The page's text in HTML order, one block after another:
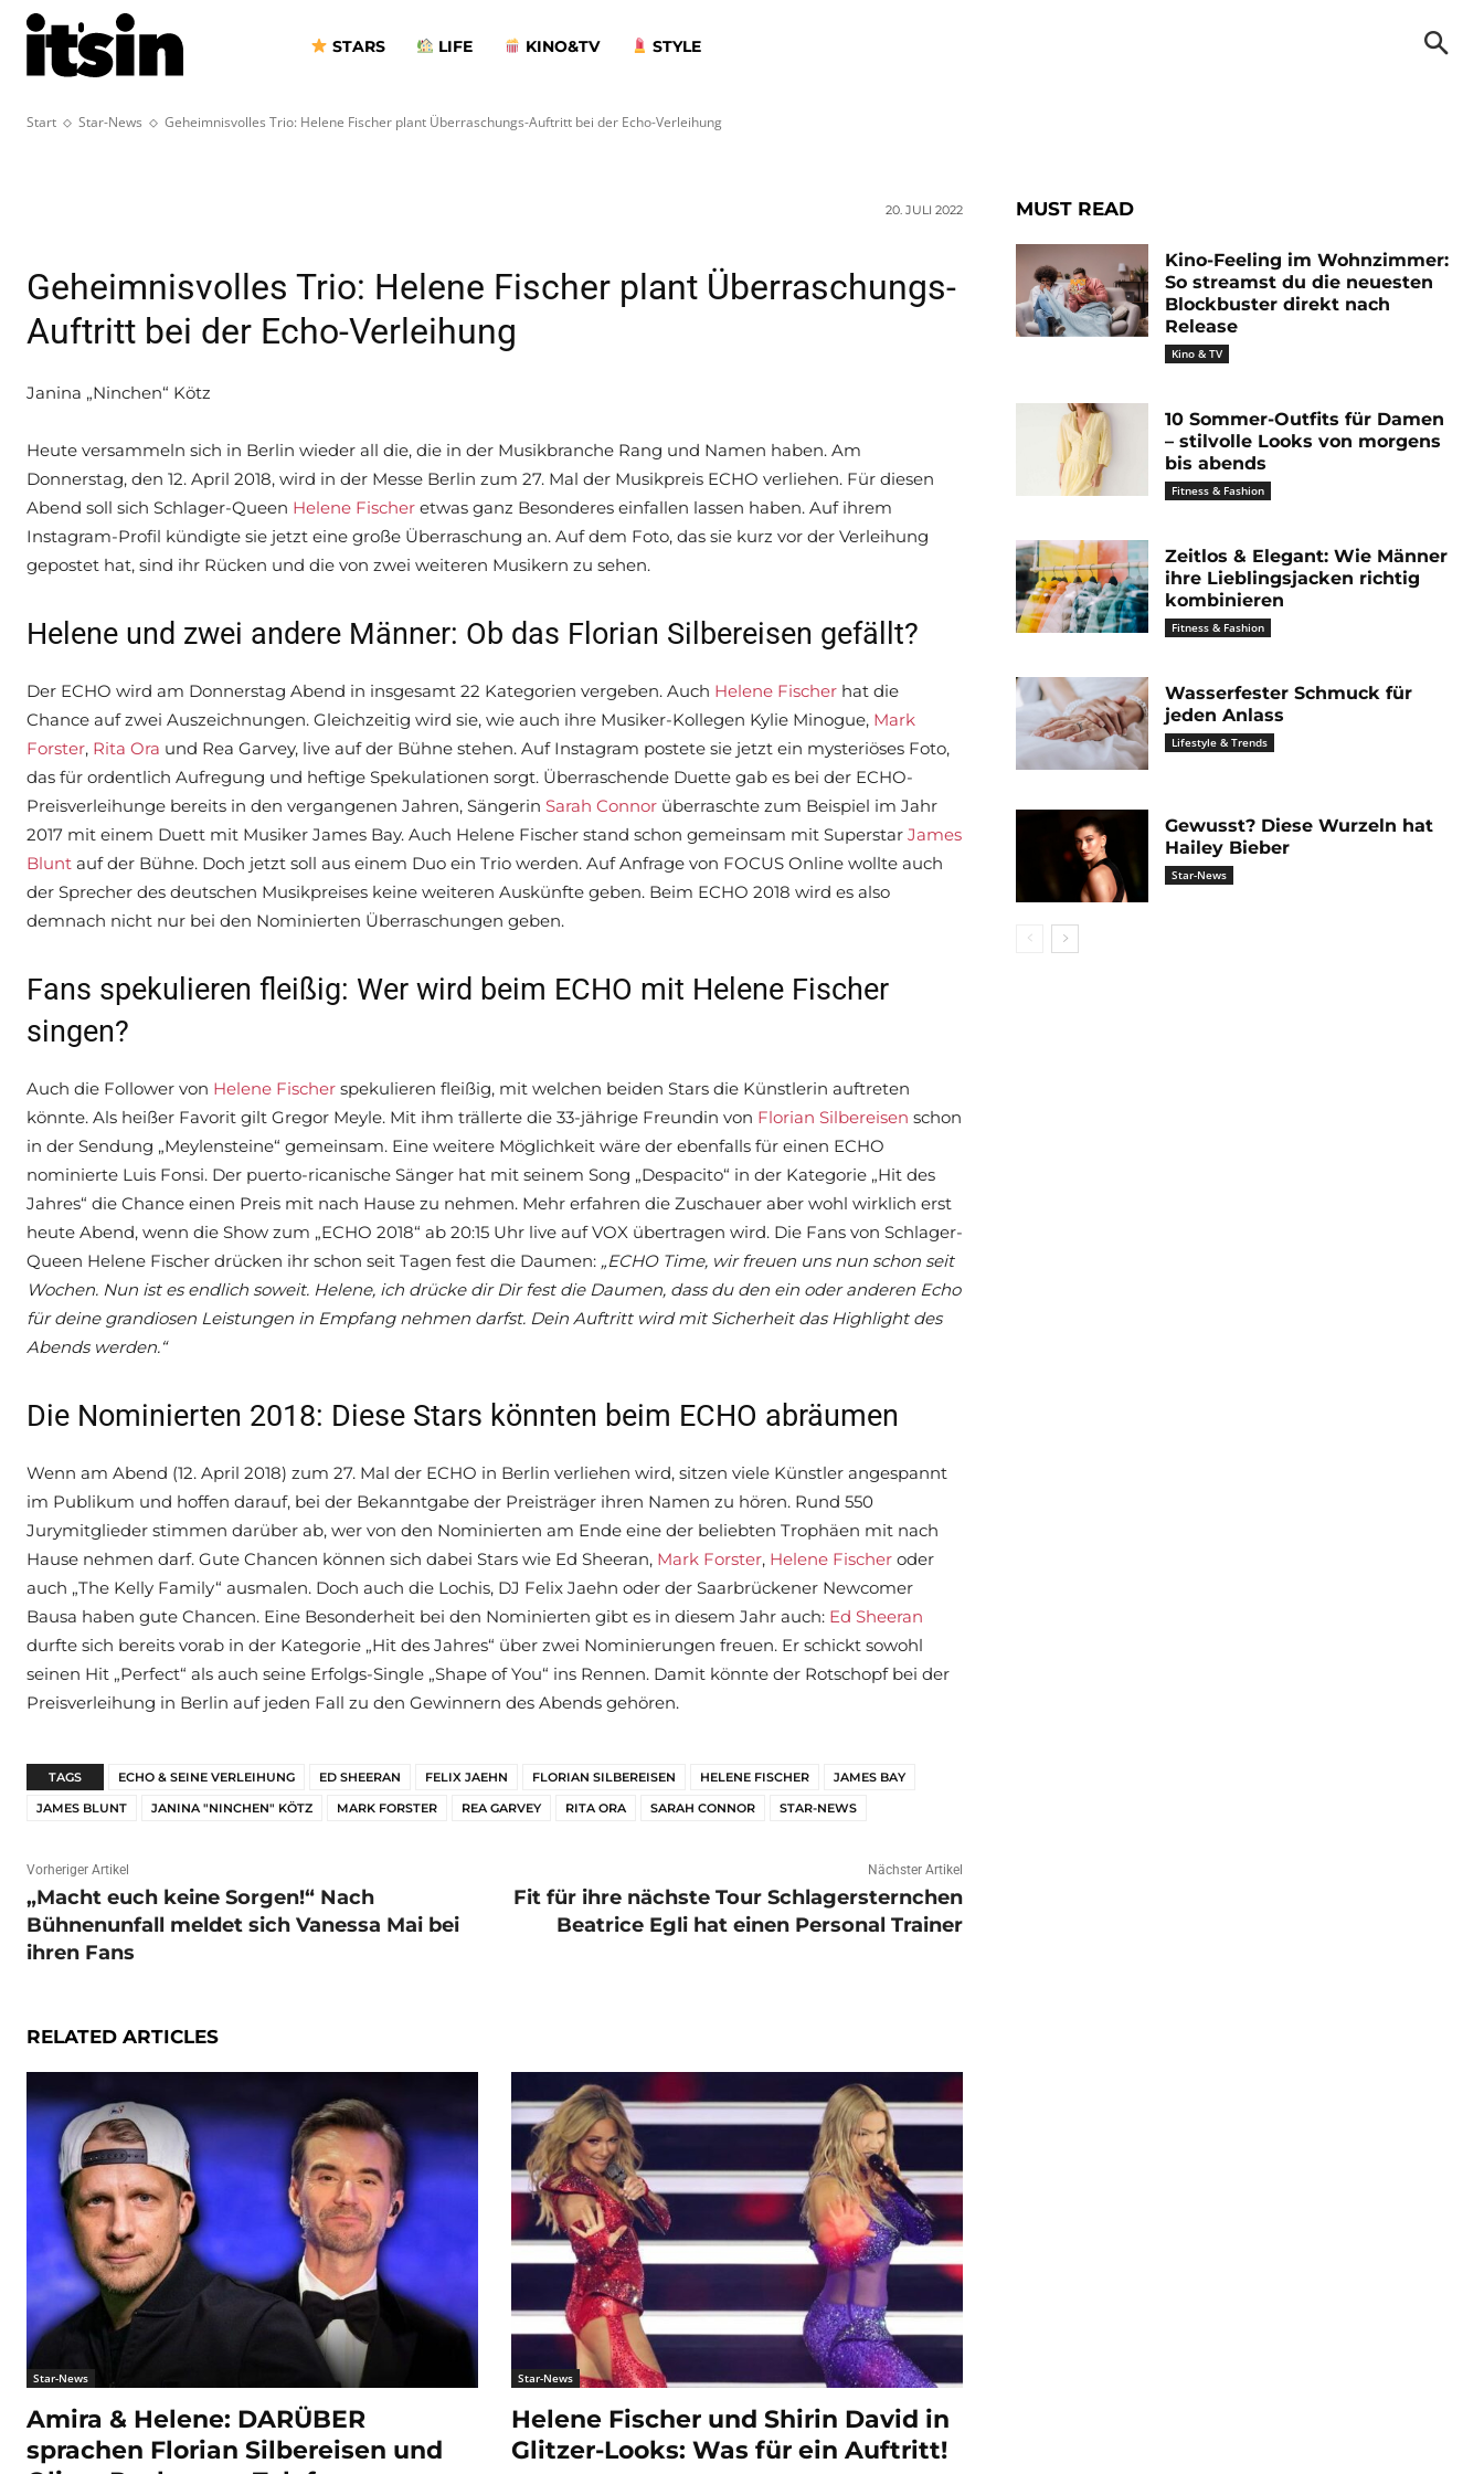
STARS LIFE KINO&TV STYLE
Start Star-News Geheimnisvolles Trio: Helene Fischer plant Überraschungs-Auftritt bei der Echo-Verleihung
Auftritt bei der Echo-Verleihung
20. JULI 2022
Geheimnisvolles Trio: Helene Fischer plant Überraschungs-
Auftritt bei der Echo-Verleihung
Janina „Ninchen“ Kötz
Heute versammeln sich in Berlin wieder all die, die in der Musikbranche Rang und Namen haben. Am
Donnerstag, den 12. April 2018, wird in der Messe Berlin zum 27. Mal der Musikpreis ECHO verliehen. Für diesen
Abend soll sich Schlager-Queen Helene Fischer etwas ganz Besonderes einfallen lassen haben. Auf ihrem
Instagram-Profil kündigte sie jetzt eine große Überraschung an. Auf dem Foto, das sie kurz vor der Verleihung
gepostet hat, sind ihr Rücken und die von zwei weiteren Musikern zu sehen.
Helene und zwei andere Männer: Ob das Florian Silbereisen gefällt?
Der ECHO wird am Donnerstag Abend in insgesamt 22 Kategorien vergeben. Auch Helene Fischer hat die
Chance auf zwei Auszeichnungen. Gleichzeitig wird sie, wie auch ihre Musiker-Kollegen Kylie Minogue, Mark
Forster, Rita Ora und Rea Garvey, live auf der Bühne stehen. Auf Instagram postete sie jetzt ein mysteriöses Foto,
das für ordentlich Aufregung und heftige Spekulationen sorgt. Überraschende Duette gab es bei der ECHO-
Preisverleihunge bereits in den vergangenen Jahren, Sängerin Sarah Connor überraschte zum Beispiel im Jahr
2017 mit einem Duett mit Musiker James Bay. Auch Helene Fischer stand schon gemeinsam mit Superstar James
Blunt auf der Bühne. Doch jetzt soll aus einem Duo ein Trio werden. Auf Anfrage von FOCUS Online wollte auch
der Sprecher des deutschen Musikpreises keine weiteren Auskünfte geben. Beim ECHO 2018 wird es also
demnach nicht nur bei den Nominierten Überraschungen geben.
Fans spekulieren fleißig: Wer wird beim ECHO mit Helene Fischer
singen?
Auch die Follower von Helene Fischer spekulieren fleißig, mit welchen beiden Stars die Künstlerin auftreten
könnte. Als heißer Favorit gilt Gregor Meyle. Mit ihm trällerte die 33-jährige Freundin von Florian Silbereisen schon
in der Sendung „Meylensteine“ gemeinsam. Eine weitere Möglichkeit wäre der ebenfalls für einen ECHO
nominierte Luis Fonsi. Der puerto-ricanische Sänger hat mit seinem Song „Despacito“ in der Kategorie „Hit des
Jahres“ die Chance einen Preis mit nach Hause zu nehmen. Mehr erfahren die Zuschauer aber wohl wirklich erst
heute Abend, wenn die Show zum „ECHO 2018“ ab 20:15 Uhr live auf VOX übertragen wird. Die Fans von Schlager-
Queen Helene Fischer drücken ihr schon seit Tagen fest die Daumen: „ECHO Time, wir freuen uns nun schon seit
Wochen. Nun ist es endlich soweit. Helene, ich drücke dir Dir fest die Daumen, dass du den ein oder anderen Echo
für deine grandiosen Leistungen in Empfang nehmen darfst. Dein Auftritt wird mit Sicherheit das Highlight des
Abends werden.“
Die Nominierten 2018: Diese Stars könnten beim ECHO abräumen
Wenn am Abend (12. April 2018) zum 27. Mal der ECHO in Berlin verliehen wird, sitzen viele Künstler angespannt
im Publikum und hoffen darauf, bei der Bekanntgabe der Preisträger ihren Namen zu hören. Rund 550
Jurymitglieder stimmen darüber ab, wer von den Nominierten am Ende eine der beliebten Trophäen mit nach
Hause nehmen darf. Gute Chancen können sich dabei Stars wie Ed Sheeran, Mark Forster, Helene Fischer oder
auch „The Kelly Family“ ausmalen. Doch auch die Lochis, DJ Felix Jaehn oder der Saarbrückener Newcomer
Bausa haben gute Chancen. Eine Besonderheit bei den Nominierten gibt es in diesem Jahr auch: Ed Sheeran
durfte sich bereits vorab in der Kategorie „Hit des Jahres“ über zwei Nominierungen freuen. Er schickt sowohl
seinen Hit „Perfect“ als auch seine Erfolgs-Single „Shape of You“ ins Rennen. Damit könnte der Rotschopf bei der
Preisverleihung in Berlin auf jeden Fall zu den Gewinnern des Abends gehören.
TAGS ECHO & SEINE VERLEIHUNG ED SHEERAN FELIX JAEHN FLORIAN SILBEREISEN HELENE FISCHER
JAMES BAY
JAMES BLUNT
JANINA "NINCHEN" KÖTZ MARK FORSTER REA GARVEY RITA ORA SARAH CONNOR STAR-NEWS
Vorheriger Artikel
„Macht euch keine Sorgen!“ Nach
Bühnenunfall meldet sich Vanessa Mai bei
ihren Fans
Nächster Artikel
Fit für ihre nächste Tour Schlagersternchen
Beatrice Egli hat einen Personal Trainer
RELATED ARTICLES
Star-News
Amira & Helene: DARÜBER
sprachen Florian Silbereisen und
Star-News
Helene Fischer und Shirin David in
Glitzer-Looks: Was für ein Auftritt!
MUST READ
Kino-Feeling im Wohnzimmer:
So streamst du die neuesten
Blockbuster direkt nach
Release
Kino & TV
10 Sommer-Outfits für Damen
– stilvolle Looks von morgens
bis abends
Fitness & Fashion
Zeitlos & Elegant: Wie Männer
ihre Lieblingsjacken richtig
kombinieren
Fitness & Fashion
Wasserfester Schmuck für
jeden Anlass
Lifestyle & Trends
Gewusst? Diese Wurzeln hat
Hailey Bieber
Star-News